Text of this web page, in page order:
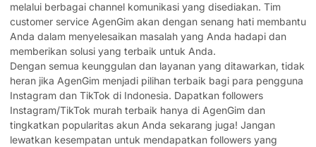
melalui berbagai channel komunikasi yang disediakan. Tim
customer service AgenGim akan dengan senang hati membantu
Anda dalam menyelesaikan masalah yang Anda hadapi dan
memberikan solusi yang terbaik untuk Anda.
Dengan semua keunggulan dan layanan yang ditawarkan, tidak
heran jika AgenGim menjadi pilihan terbaik bagi para pengguna
Instagram dan TikTok di Indonesia. Dapatkan followers
Instagram/TikTok murah terbaik hanya di AgenGim dan
tingkatkan popularitas akun Anda sekarang juga! Jangan
lewatkan kesempatan untuk mendapatkan followers yang